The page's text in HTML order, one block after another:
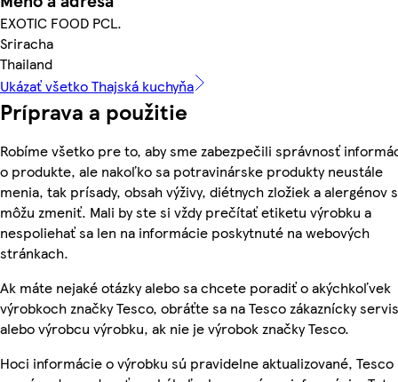
EXOTIC FOOD PCL.
Sriracha
Thailand
Ukázať všetko Thajská kuchyňa
Príprava a použitie
Robíme všetko pre to, aby sme zabezpečili správnosť
o produkte, ale nakoľko sa potravinárske produkty neustále
menia, tak prísady, obsah výživy, diétnych zložiek a alergénov
môžu zmeniť. Mali by ste si vždy prečítať etiketu výrobku a
nespoliehať sa len na informácie poskytnuté na webových
stránkach.
Ak máte nejaké otázky alebo sa chcete poradiť o akýchkoľvek
výrobkoch značky Tesco, obráťte sa na Tesco zákaznícky
alebo výrobcu výrobku, ak nie je výrobok značky Tesco.
Hoci informácie o výrobku sú pravidelne aktualizované, Tesco